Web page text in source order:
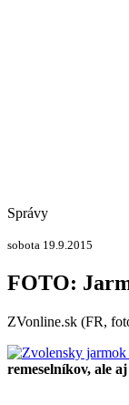
Správy
sobota 19.9.2015
FOTO:
ZVonline.sk (FR,
remeselníkov, ale